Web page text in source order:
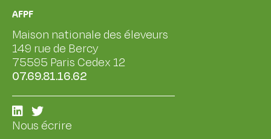
AFPF
Maison nationale des éleveurs
149 rue de Bercy
75595 Paris Cedex 12
07.69.81.16.62
Nous écrire